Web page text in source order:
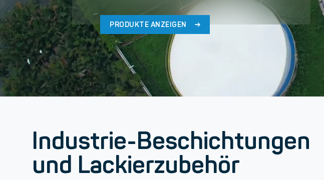
PRODUKTE ANZEIGEN
Industrie-Beschichtungen
und Lackierzubehör